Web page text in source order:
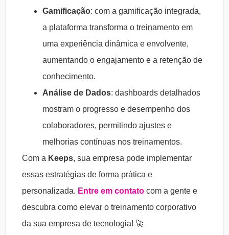
Gamificação: com a gamificação integrada,
a plataforma transforma o treinamento em
uma experiência dinâmica e envolvente,
aumentando o engajamento e a retenção de
conhecimento.
Análise de Dados: dashboards detalhados
mostram o progresso e desempenho dos
colaboradores, permitindo ajustes e
melhorias contínuas nos treinamentos.
Com a Keeps, sua empresa pode implementar
essas estratégias de forma prática e
personalizada. Entre em contato com a gente e
descubra como elevar o treinamento corporativo
da sua empresa de tecnologia! 🚀